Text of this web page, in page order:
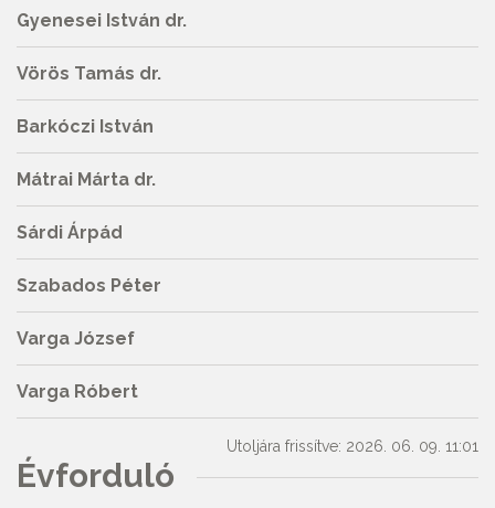
Gyenesei István dr.
Vörös Tamás dr.
Barkóczi István
Mátrai Márta dr.
Sárdi Árpád
Szabados Péter
Varga József
Varga Róbert
Utoljára frissítve: 2026. 06. 09. 11:01
Évforduló